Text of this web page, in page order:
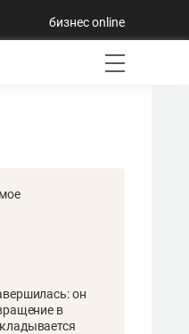
бизнес online
он
в